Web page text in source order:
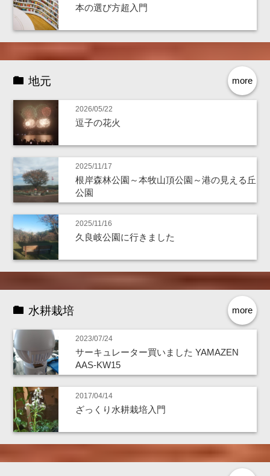
本の選び方超入門
more
地元
2026/05/22
逗子の花火
2025/11/17
根岸森林公園～本牧山頂公園～港の見える丘
公園
2025/11/16
久良岐公園に行きました
more
水耕栽培
2023/07/24
サーキュレーター買いました YAMAZEN
AAS-KW15
2017/04/14
ざっくり水耕栽培入門